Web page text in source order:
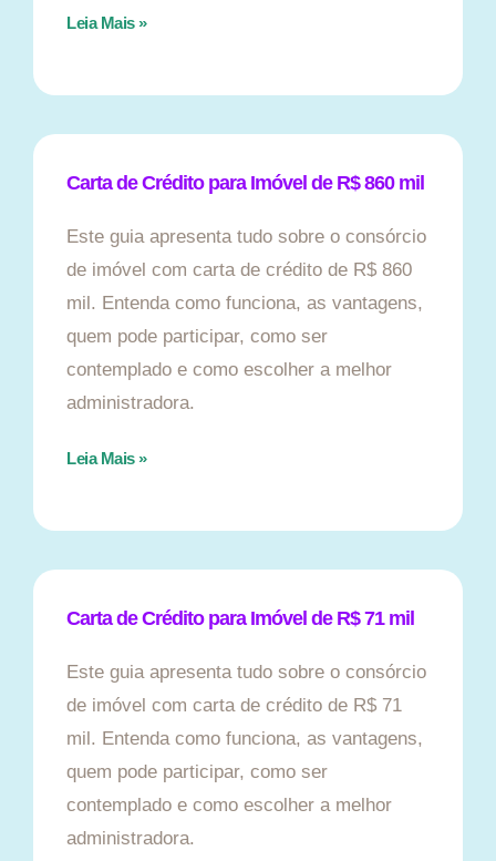
Leia Mais »
Carta de Crédito para Imóvel de R$ 860 mil
Este guia apresenta tudo sobre o consórcio
de imóvel com carta de crédito de R$ 860
mil. Entenda como funciona, as vantagens,
quem pode participar, como ser
contemplado e como escolher a melhor
administradora.
Leia Mais »
Carta de Crédito para Imóvel de R$ 71 mil
Este guia apresenta tudo sobre o consórcio
de imóvel com carta de crédito de R$ 71
mil. Entenda como funciona, as vantagens,
quem pode participar, como ser
contemplado e como escolher a melhor
administradora.